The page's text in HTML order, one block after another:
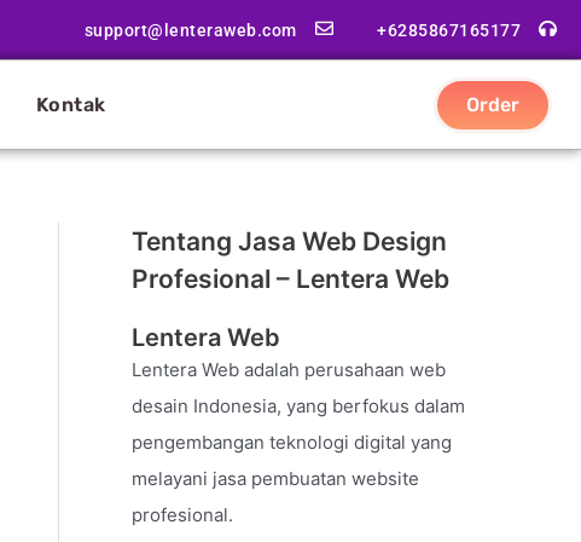
support@lenteraweb.com +6285867165177
Kontak Order
Tentang Jasa Web Design
Profesional – Lentera Web
Lentera Web
Lentera Web adalah perusahaan web
desain Indonesia, yang berfokus dalam
pengembangan teknologi digital yang
melayani jasa pembuatan website
profesional.